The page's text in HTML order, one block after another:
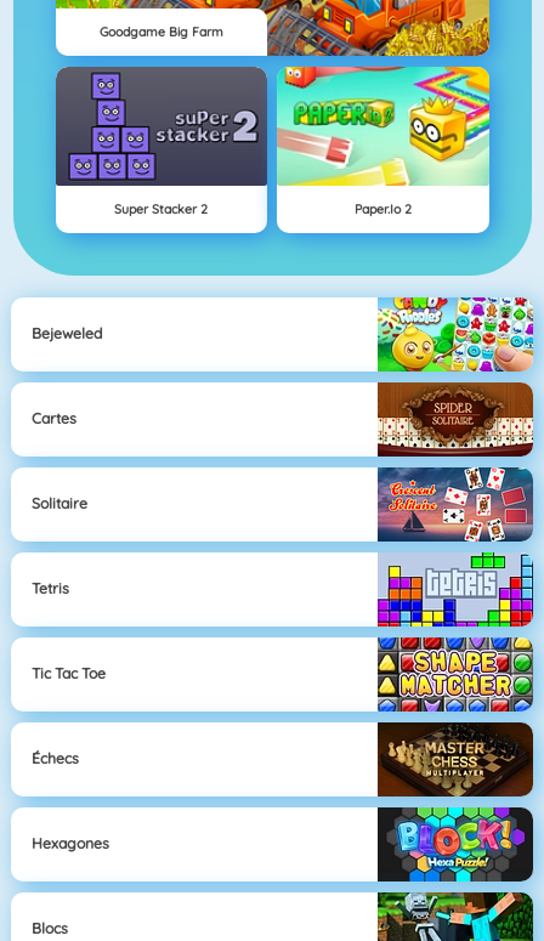
Goodgame Big Farm
Super Stacker 2 Paper.io 2
Bejeweled
Cartes
Solitaire
Tetris
Tic Tac Toe
Échecs
Hexagones
Blocs